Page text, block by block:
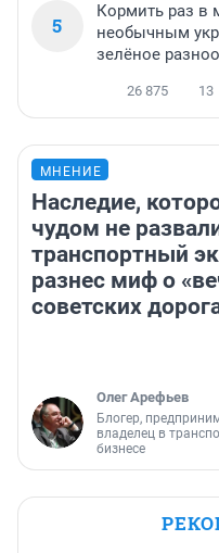
5
Кормить раз
необычным
зелёное
26 875 13
МНЕНИЕ
Наследие,
чудом не
транспортный
разнес миф о
советских
Олег Арефьев
Блогер,
владелец в
бизнесе